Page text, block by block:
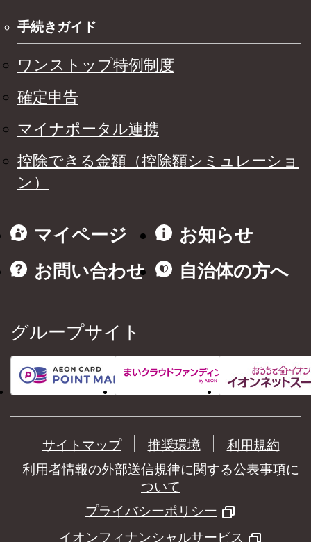
手続きガイド
ワンストップ特例制度
確定申告
マイナポータル連携
控除できる金額（控除額シミュレーショ
ン）
マイページ
お知らせ
お問い合わせ
自治体の方へ
グループサイト
サイトマップ 推奨環境
利用規約
利用者情報の外部送信規律に関する公表事項に
ついて
プライバシーポリシー
イオンフィナンシャルサービス